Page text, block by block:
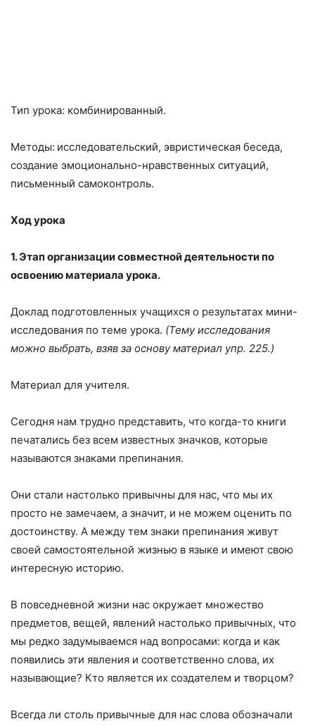
Тип урока: комбинированный.
Методы: исследовательский, эвристическая беседа,
создание эмоционально-нравственных ситуаций,
письменный самоконтроль.
Ход урока
1. Этап организации совместной деятельности по
освоению материала урока.
Доклад подготовленных учащихся о результатах мини-
исследования по теме урока. (Тему исследования
можно выбрать, взяв за основу материал упр. 225.)
Материал для учителя.
Сегодня нам трудно представить, что когда-то книги
печатались без всем известных значков, которые
называются знаками препинания.
Они стали настолько привычны для нас, что мы их
просто не замечаем, а значит, и не можем оценить по
достоинству. А между тем знаки препинания живут
своей самостоятельной жизнью в языке и имеют свою
интересную историю.
В повседневной жизни нас окружает множество
предметов, вещей, явлений настолько привычных, что
мы редко задумываемся над вопросами: когда и как
появились эти явления и соответственно слова, их
называющие? Кто является их создателем и творцом?
Всегда ли столь привычные для нас слова обозначали